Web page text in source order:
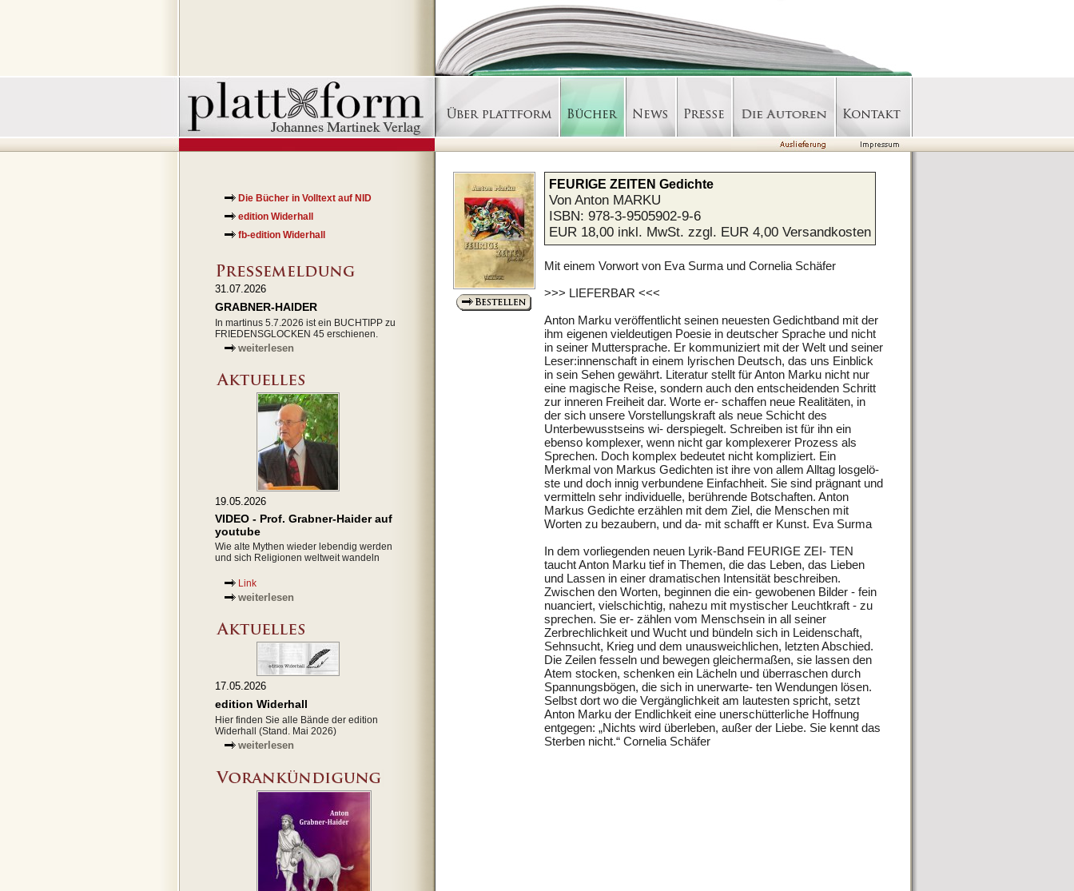
Die Bücher in Volltext auf NID
edition Widerhall
fb-edition Widerhall
31.07.2026
GRABNER-HAIDER
In martinus 5.7.2026 ist ein BUCHTIPP zu
FRIEDENSGLOCKEN 45 erschienen.
weiterlesen
19.05.2026
VIDEO - Prof. Grabner-Haider auf
youtube
Wie alte Mythen wieder lebendig werden
und sich Religionen weltweit wandeln
Link
weiterlesen
17.05.2026
edition Widerhall
Hier finden Sie alle Bände der edition
Widerhall (Stand. Mai 2026)
weiterlesen
FEURIGE ZEITEN Gedichte
Von Anton MARKU
ISBN: 978-3-9505902-9-6
EUR 18,00 inkl. MwSt. zzgl. EUR 4,00 Versandkosten
Mit einem Vorwort von Eva Surma und Cornelia Schäfer
>>> LIEFERBAR <<<
Anton Marku veröffentlicht seinen neuesten Gedichtband mit der
ihm eigenen vieldeutigen Poesie in deutscher Sprache und nicht
in seiner Muttersprache. Er kommuniziert mit der Welt und seiner
Leser:innenschaft in einem lyrischen Deutsch, das uns Einblick
in sein Sehen gewährt. Literatur stellt für Anton Marku nicht nur
eine magische Reise, sondern auch den entscheidenden Schritt
zur inneren Freiheit dar. Worte er- schaffen neue Realitäten, in
der sich unsere Vorstellungskraft als neue Schicht des
Unterbewusstseins wi- derspiegelt. Schreiben ist für ihn ein
ebenso komplexer, wenn nicht gar komplexerer Prozess als
Sprechen. Doch komplex bedeutet nicht kompliziert. Ein
Merkmal von Markus Gedichten ist ihre von allem Alltag losgelö-
ste und doch innig verbundene Einfachheit. Sie sind prägnant und
vermitteln sehr individuelle, berührende Botschaften. Anton
Markus Gedichte erzählen mit dem Ziel, die Menschen mit
Worten zu bezaubern, und da- mit schafft er Kunst. Eva Surma
In dem vorliegenden neuen Lyrik-Band FEURIGE ZEI- TEN
taucht Anton Marku tief in Themen, die das Leben, das Lieben
und Lassen in einer dramatischen Intensität beschreiben.
Zwischen den Worten, beginnen die ein- gewobenen Bilder - fein
nuanciert, vielschichtig, nahezu mit mystischer Leuchtkraft - zu
sprechen. Sie er- zählen vom Menschsein in all seiner
Zerbrechlichkeit und Wucht und bündeln sich in Leidenschaft,
Sehnsucht, Krieg und dem unausweichlichen, letzten Abschied.
Die Zeilen fesseln und bewegen gleichermaßen, sie lassen den
Atem stocken, schenken ein Lächeln und überraschen durch
Spannungsbögen, die sich in unerwarte- ten Wendungen lösen.
Selbst dort wo die Vergänglichkeit am lautesten spricht, setzt
Anton Marku der Endlichkeit eine unerschütterliche Hoffnung
entgegen: „Nichts wird überleben, außer der Liebe. Sie kennt das
Sterben nicht.“ Cornelia Schäfer